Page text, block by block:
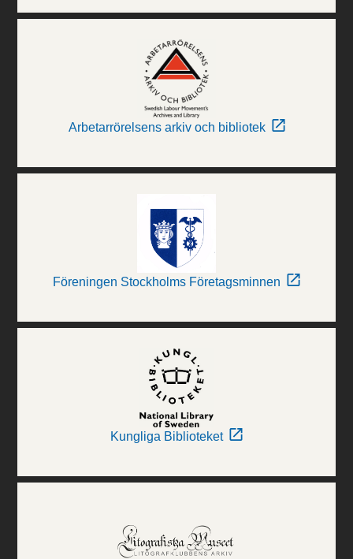
Arbetarrörelsens arkiv och bibliotek
Föreningen Stockholms Företagsminnen
Kungliga Biblioteket